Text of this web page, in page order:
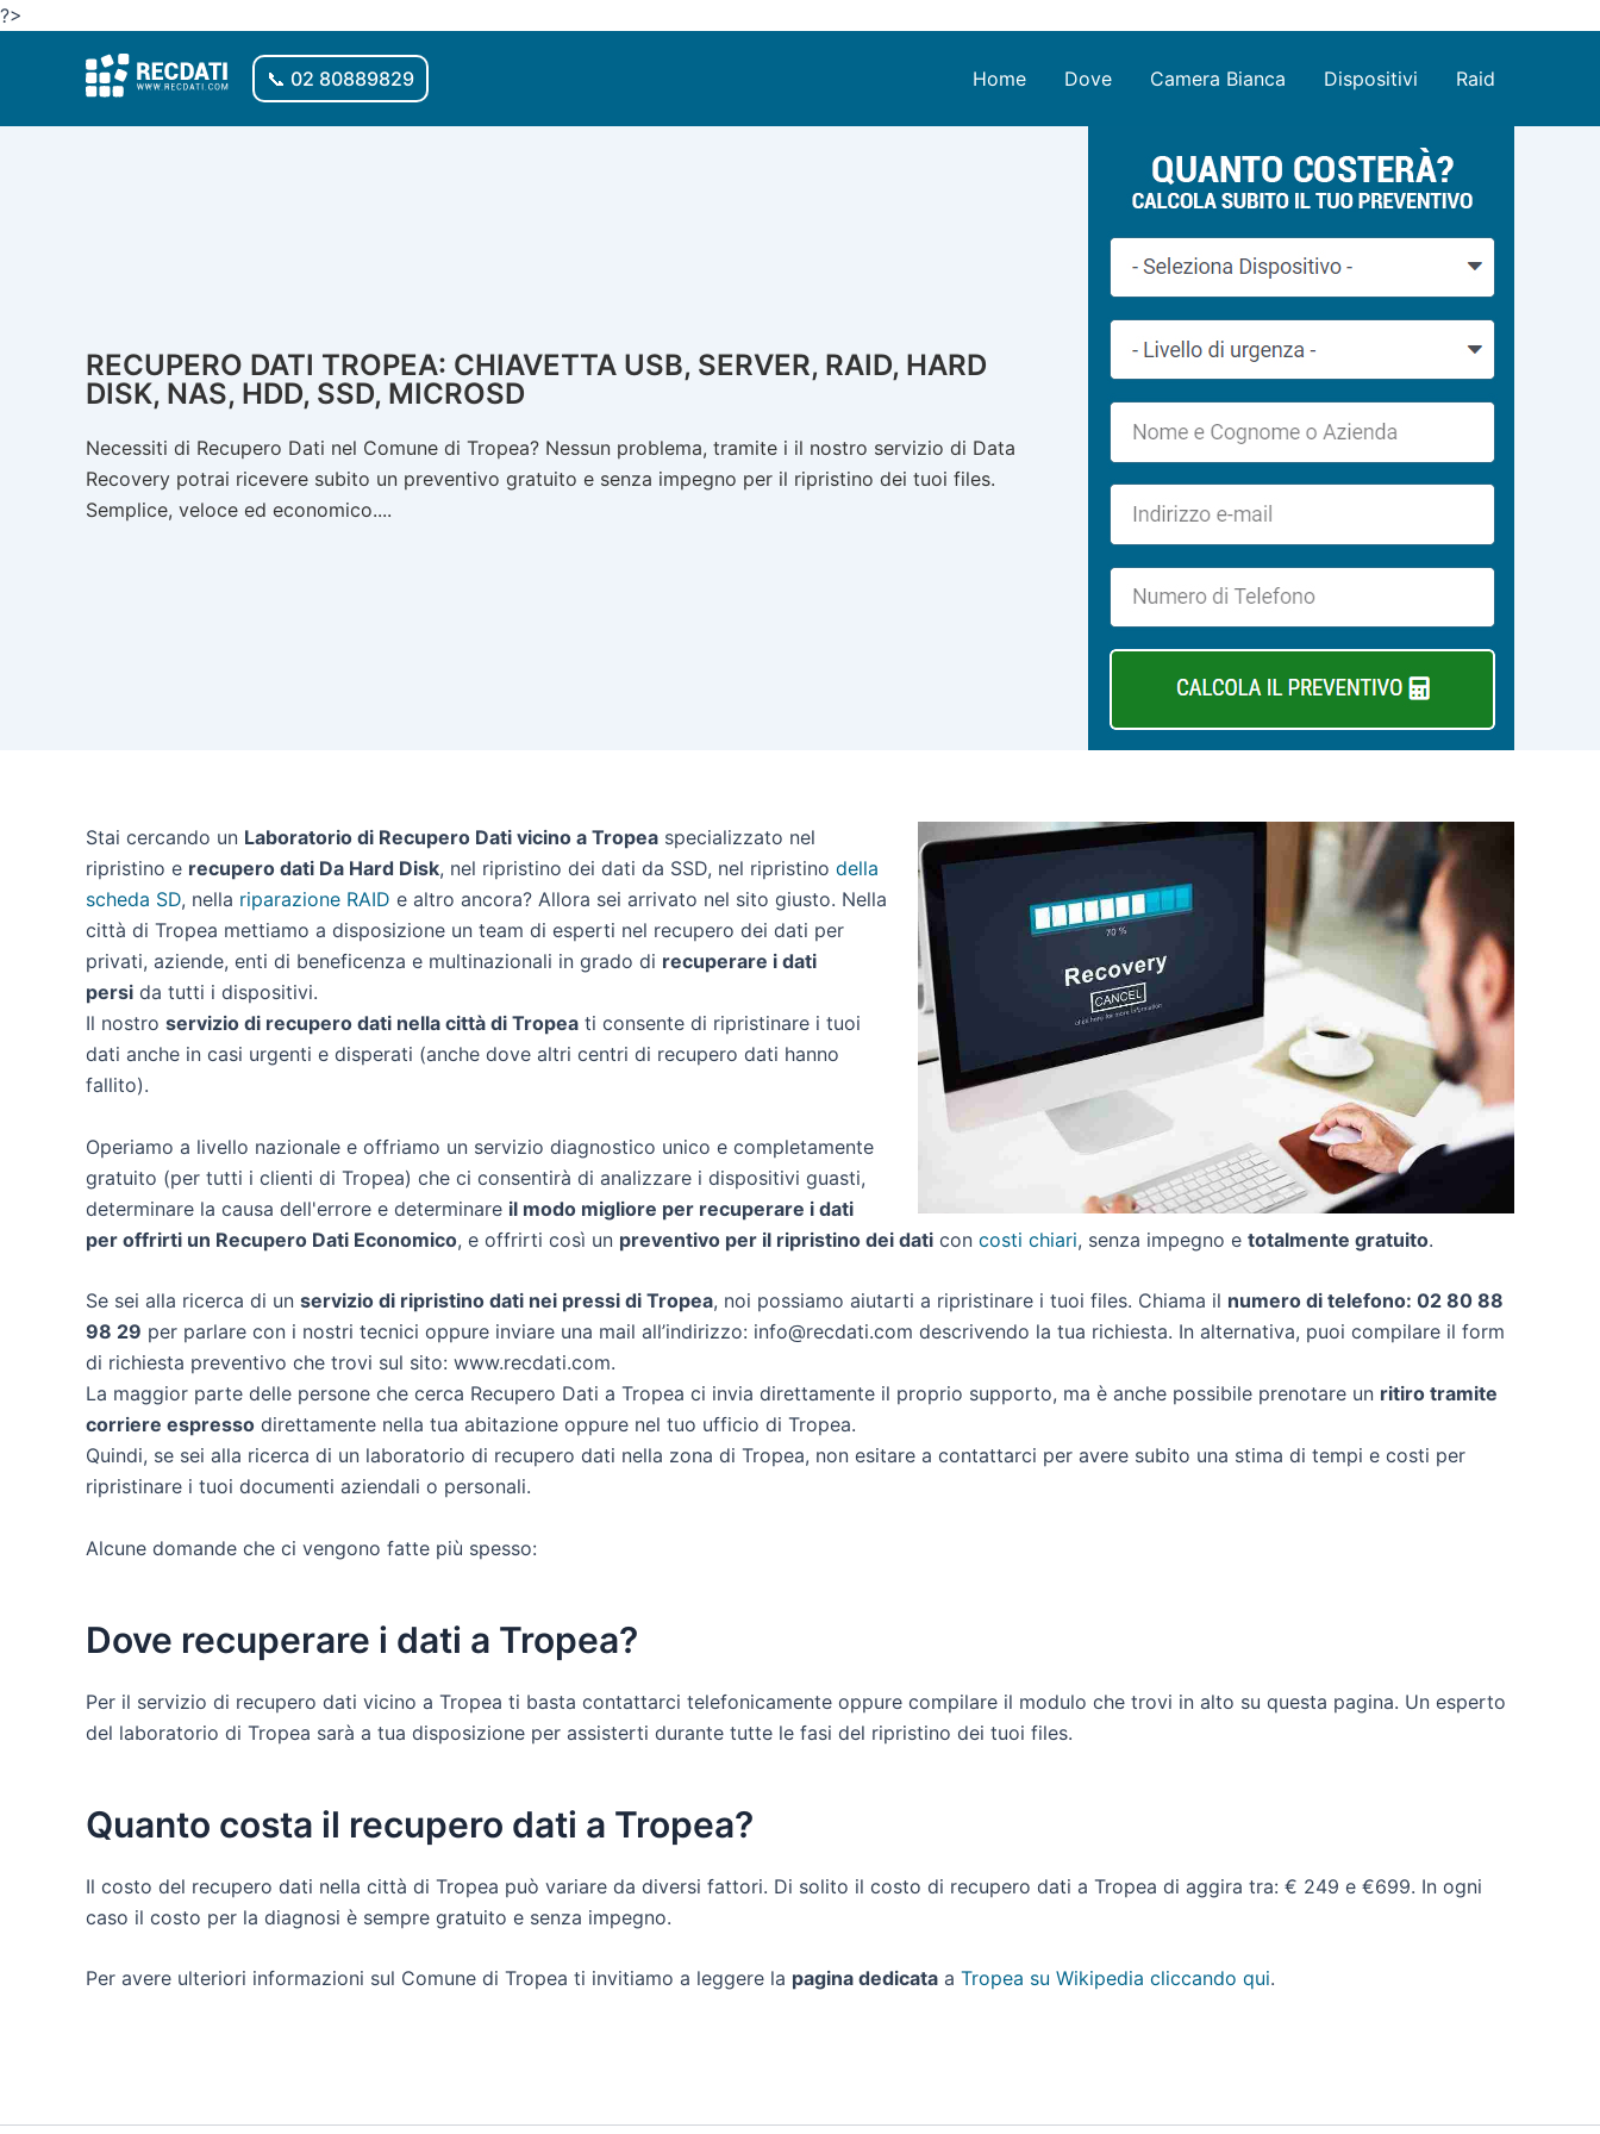
?>
contenuto
📞 02 80889829 Home Dove Camera Bianca Dispositivi Raid
RECUPERO DATI TROPEA: CHIAVETTA USB, SERVER, RAID, HARD
DISK, NAS, HDD, SSD, MICROSD
Necessiti di Recupero Dati nel Comune di Tropea? Nessun problema, tramite i il nostro servizio di Data
Recovery potrai ricevere subito un preventivo gratuito e senza impegno per il ripristino dei tuoi files.
Semplice, veloce ed economico....
Stai cercando un Laboratorio di Recupero Dati vicino a Tropea specializzato nel
ripristino e recupero dati Da Hard Disk, nel ripristino dei dati da SSD, nel ripristino della
scheda SD, nella riparazione RAID e altro ancora? Allora sei arrivato nel sito giusto. Nella
città di Tropea mettiamo a disposizione un team di esperti nel recupero dei dati per
privati, aziende, enti di beneficenza e multinazionali in grado di recuperare i dati
persi da tutti i dispositivi.
Il nostro servizio di recupero dati nella città di Tropea ti consente di ripristinare i tuoi
dati anche in casi urgenti e disperati (anche dove altri centri di recupero dati hanno
fallito).
Operiamo a livello nazionale e offriamo un servizio diagnostico unico e completamente
gratuito (per tutti i clienti di Tropea) che ci consentirà di analizzare i dispositivi guasti,
determinare la causa dell'errore e determinare il modo migliore per recuperare i dati
per offrirti un Recupero Dati Economico, e offrirti così un preventivo per il ripristino dei dati con costi chiari, senza impegno e totalmente gratuito.
Se sei alla ricerca di un servizio di ripristino dati nei pressi di Tropea, noi possiamo aiutarti a ripristinare i tuoi files. Chiama il numero di telefono: 02 80 88
98 29 per parlare con i nostri tecnici oppure inviare una mail all’indirizzo: info@recdati.com descrivendo la tua richiesta. In alternativa, puoi compilare il form
di richiesta preventivo che trovi sul sito: www.recdati.com.
La maggior parte delle persone che cerca Recupero Dati a Tropea ci invia direttamente il proprio supporto, ma è anche possibile prenotare un ritiro tramite
corriere espresso direttamente nella tua abitazione oppure nel tuo ufficio di Tropea.
Quindi, se sei alla ricerca di un laboratorio di recupero dati nella zona di Tropea, non esitare a contattarci per avere subito una stima di tempi e costi per
ripristinare i tuoi documenti aziendali o personali.
Alcune domande che ci vengono fatte più spesso:
Dove recuperare i dati a Tropea?
Per il servizio di recupero dati vicino a Tropea ti basta contattarci telefonicamente oppure compilare il modulo che trovi in alto su questa pagina. Un esperto
del laboratorio di Tropea sarà a tua disposizione per assisterti durante tutte le fasi del ripristino dei tuoi files.
Quanto costa il recupero dati a Tropea?
Il costo del recupero dati nella città di Tropea può variare da diversi fattori. Di solito il costo di recupero dati a Tropea di aggira tra: € 249 e €699. In ogni
caso il costo per la diagnosi è sempre gratuito e senza impegno.
Per avere ulteriori informazioni sul Comune di Tropea ti invitiamo a leggere la pagina dedicata a Tropea su Wikipedia cliccando qui.